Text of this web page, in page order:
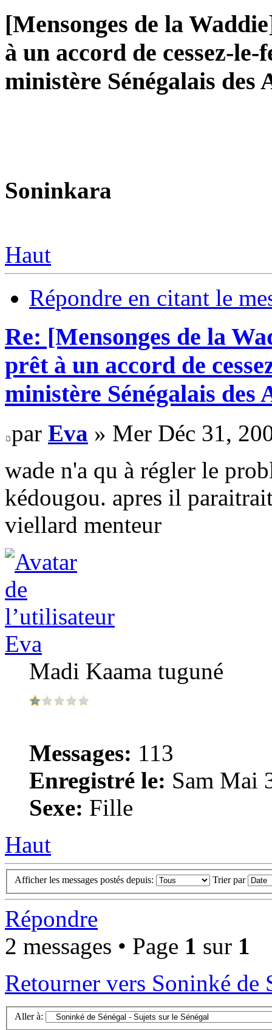
[Mensonges de la
à un accord de cessez-
ministère Sénégalais des
Soninkara
Haut
Répondre en citant le
Re: [Mensonges de la
prêt à un accord de
ministère Sénégalais des
par Eva » Mer Déc 31,
wade n'a qu à régler le
kédougou. apres il
viellard menteur
Eva
Madi Kaama tuguné
Messages: 113
Enregistré le: Sam Mai
Sexe: Fille
Haut
Afficher les messages postés depuis: Trier par
Répondre
2 messages • Page 1 sur 1
Retourner vers Soninké de
Aller à: